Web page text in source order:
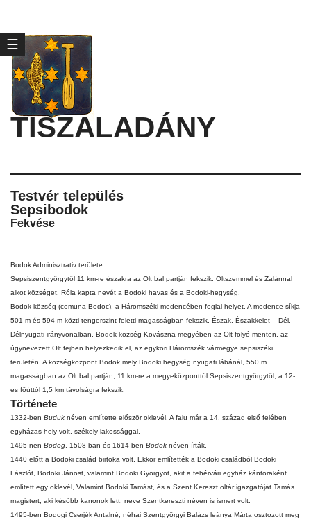
TISZALADÁNY
☰
Testvér település
Sepsibodok
Fekvése
Bodok Adminisztrativ területe
Sepsiszentgyörgytől 11 km-re északra az Olt bal partján fekszik. Oltszemmel és Zalánnal
alkot községet. Róla kapta nevét a Bodoki havas és a Bodoki-hegység
Bodok község (comuna Bodoc), a Háromszéki-medencében foglal helyet. A medence síkja
501 m és 594 m közti tengerszint feletti magasságban fekszik, Észak, Északkelet – Dél,
Délnyugati irányvonalban. Bodok község Kovászna megyében az Olt folyó menten, az
úgynevezett Olt fejben helyezkedik el, az egykori Háromszék vármegye sepsiszéki
területén. A községközpont Bodok mely Bodoki hegység nyugati lábánál, 550 m
magasságban az Olt bal partján, 11 km-re a megyeközponttól Sepsiszentgyörgytől, a 12-
es főúttól 1,5 km távolságra fekszik.
Története
1332-ben Buduk néven említette először oklevél. A falu már a 14. század első felében
egyházas hely volt, székely lakossággal.
1495-nen Bodog 1508-ban és 1614-ben Bodok néven írták.
1440 előtt a Bodoki család birtoka volt. Ekkor említették a Bodoki családból Bodoki
Lászlót, Bodoki Jánost, valamint Bodoki Györgyöt, akit a fehérvári egyház kántoraként
említett egy oklevél, Valamint Bodoki Tamást, és a Szent Kereszt oltár igazgatóját Tamás
magistert, aki később kanonok lett: neve Szentkereszti néven is ismert volt.
1495-ben Bodogi Cserjék Antalné, néhai Szentgyörgyi Balázs leánya Márta osztozott meg